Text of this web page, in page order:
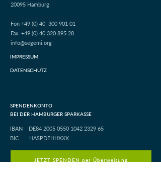
20095 Hamburg
Fon +49 (0) 40 300 901 01
Fax +49 (0) 40 320 895 28
info@segemi.org
IMPRESSUM
DATENSCHUTZ
SPENDENKONTO
BEI DER HAMBURGER SPARKASSE
IBAN DE84 2005 0550 1042 2329 65
BIC HASPDEHHXXX
JETZT SPENDEN per Überweisung